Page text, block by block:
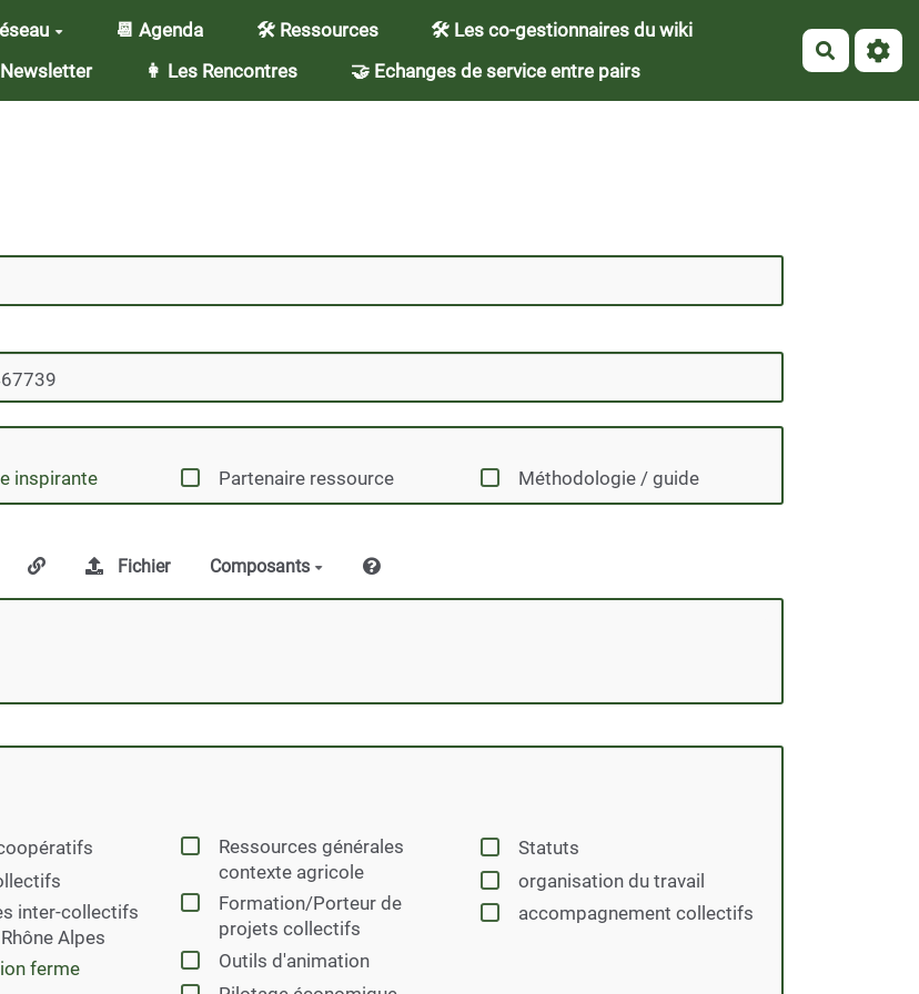
📆 Agenda 🛠️ Ressources
🛠 Les co-gestionnaires du wiki
👩 Les Rencontres 🤝 Echanges de service entre pairs
inspirante Partenaire ressource Méthodologie / guide
Fichier Composants
inter-collectifs
Alpes
ferme
Ressources générales
contexte agricole
Formation/Porteur de
projets collectifs
Outils d'animation
Statuts
organisation du travail
accompagnement collectifs